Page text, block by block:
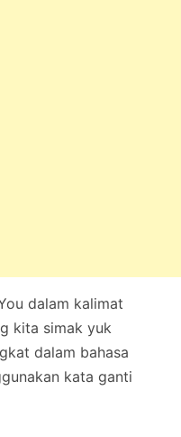
dalam kalimat
kita simak yuk
dalam bahasa
kata ganti